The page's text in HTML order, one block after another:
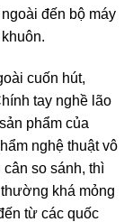
đến bộ máy
cuốn hút,
tay nghề lão
phẩm của
nghệ thuật vô
so sánh, thì
khá mỏng
từ các quốc